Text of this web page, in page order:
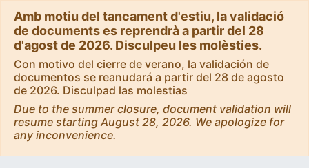
Amb motiu del tancament d'estiu, la validació
de documents es reprendrà a partir del 28
d'agost de 2026. Disculpeu les molèsties.
Con motivo del cierre de verano, la validación de
documentos se reanudará a partir del 28 de agosto
de 2026. Disculpad las molestias
Due to the summer closure, document validation will
resume starting August 28, 2026. We apologize for
any inconvenience.